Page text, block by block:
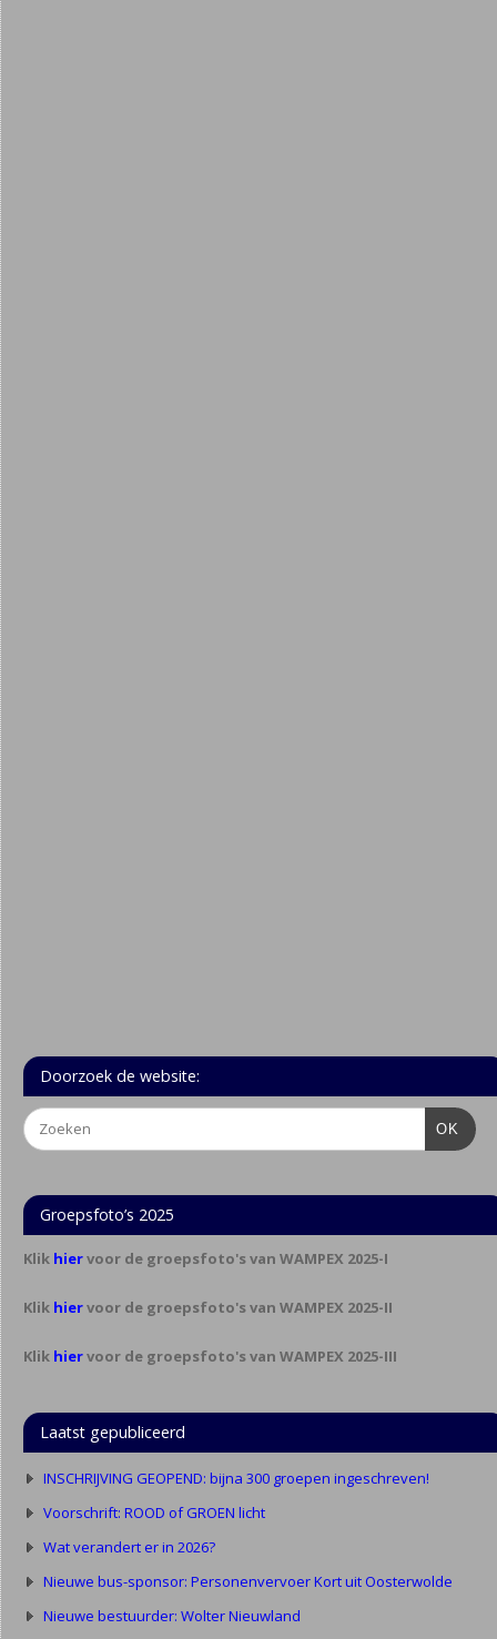
Doorzoek de website:
OK
Groepsfoto’s 2025
Klik hiervoor de groepsfoto's van WAMPEX 2025-I
Klik hiervoor de groepsfoto's van WAMPEX 2025-II
Klik hiervoor de groepsfoto's van WAMPEX 2025-III
Laatst gepubliceerd
INSCHRIJVING GEOPEND: bijna 300 groepen ingeschreven!
Voorschrift: ROOD of GROEN licht
Wat verandert er in 2026?
Nieuwe bus-sponsor: Personenvervoer Kort uit Oosterwolde
Nieuwe bestuurder: Wolter Nieuwland